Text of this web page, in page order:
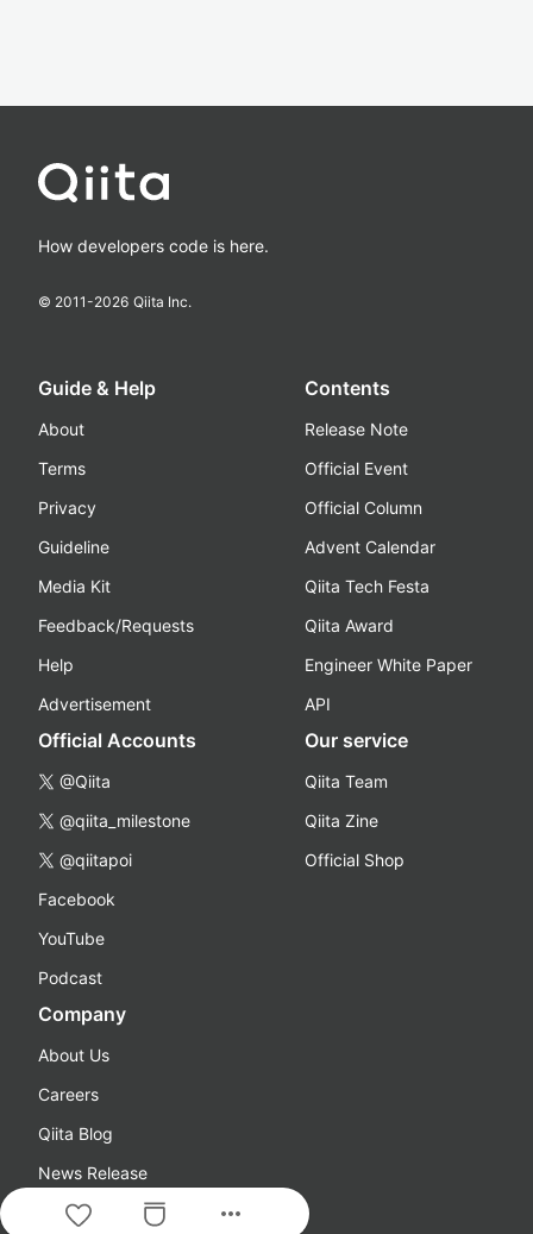
more_horiz
How developers code is here.
© 2011-2026 Qiita Inc.
Guide & Help
About
Terms
Privacy
Guideline
Media Kit
Feedback/Requests
Help
Advertisement
Contents
Release Note
Official Event
Official Column
Advent Calendar
Qiita Tech Festa
Qiita Award
Engineer White Paper
API
Official Accounts
@Qiita
@qiita_milestone
@qiitapoi
Facebook
YouTube
Podcast
Our service
Qiita Team
Qiita Zine
Official Shop
Company
About Us
Careers
Qiita Blog
News Release